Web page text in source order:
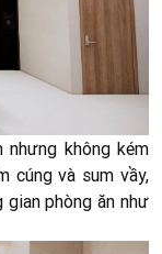
nhưng không kém
cúng và sum vầy,
gian phòng ăn như